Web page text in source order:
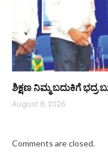
ಶಿಕ್ಷಣ ನಿಮ್ಮ ಬದುಕಿಗೆ ಭದ್ರ
August 8, 2026
Comments are closed.